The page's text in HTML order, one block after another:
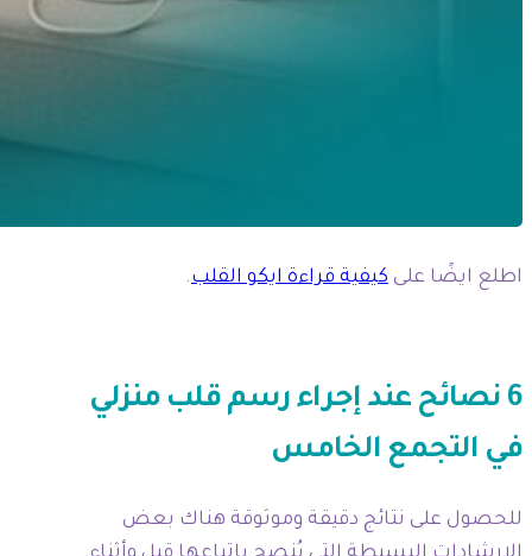
اطلع ايضًا على كيفية قراءة ايكو القلب.
6 نصائح عند إجراء رسم قلب منزلي
في التجمع الخامس
للحصول على نتائج دقيقة وموثوقة هناك بعض